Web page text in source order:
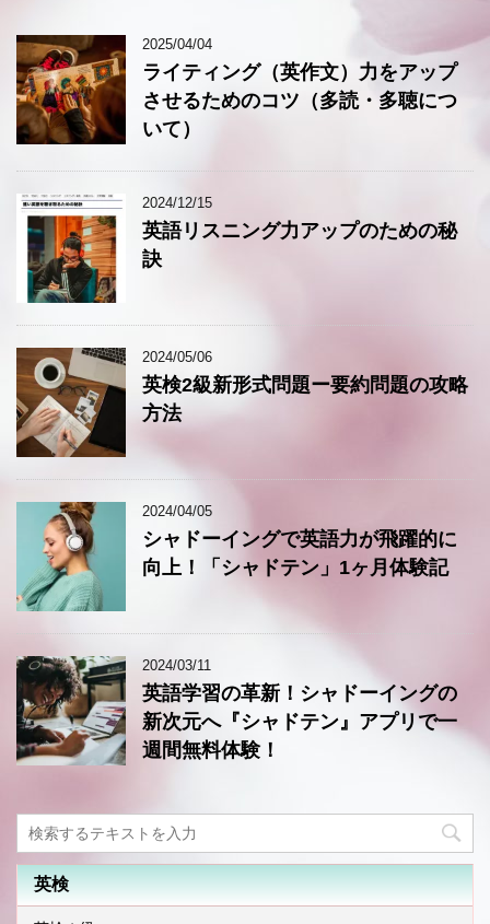
2025/04/04
ライティング（英作文）力をアップ
させるためのコツ（多読・多聴につ
いて）
2024/12/15
英語リスニング力アップのための秘
訣
2024/05/06
英検2級新形式問題ー要約問題の攻略
方法
2024/04/05
シャドーイングで英語力が飛躍的に
向上！「シャドテン」1ヶ月体験記
2024/03/11
英語学習の革新！シャドーイングの
新次元へ『シャドテン』アプリで一
週間無料体験！
英検